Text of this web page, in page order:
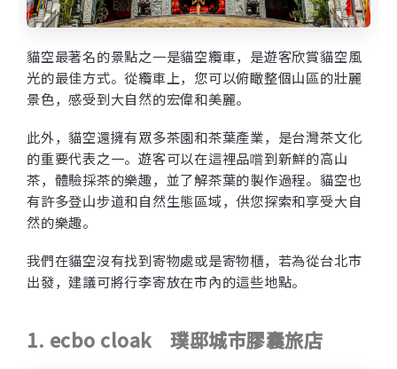
貓空最著名的景點之一是貓空纜車，是遊客欣賞貓空風
光的最佳方式。從纜車上，您可以俯瞰整個山區的壯麗
景色，感受到大自然的宏偉和美麗。
此外，貓空還擁有眾多茶園和茶葉產業，是台灣茶文化
的重要代表之一。遊客可以在這裡品嚐到新鮮的高山
茶，體驗採茶的樂趣，並了解茶葉的製作過程。貓空也
有許多登山步道和自然生態區域，供您探索和享受大自
然的樂趣。
我們在貓空沒有找到寄物處或是寄物櫃，若為從台北市
出發，建議可將行李寄放在市內的這些地點。
1. ecbo cloak 璞邸城市膠囊旅店